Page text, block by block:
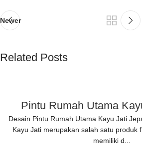
Newer
Related Posts
Pintu Rumah Utama
Desain Pintu Rumah Utama Kayu Jati
Kayu Jati merupakan salah satu produk
memiliki d...